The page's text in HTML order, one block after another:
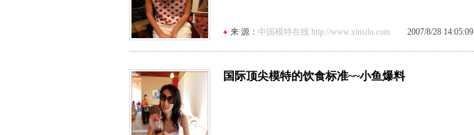
来 源： 中国模特在线 http://www.xinsilu.com 2007/8/28 14:05:09
国际顶尖模特的饮食标准~~小鱼爆料